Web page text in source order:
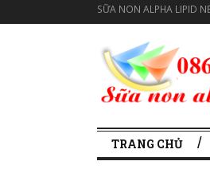
SỮA NON ALPHA LIPID
TRANG CHỦ